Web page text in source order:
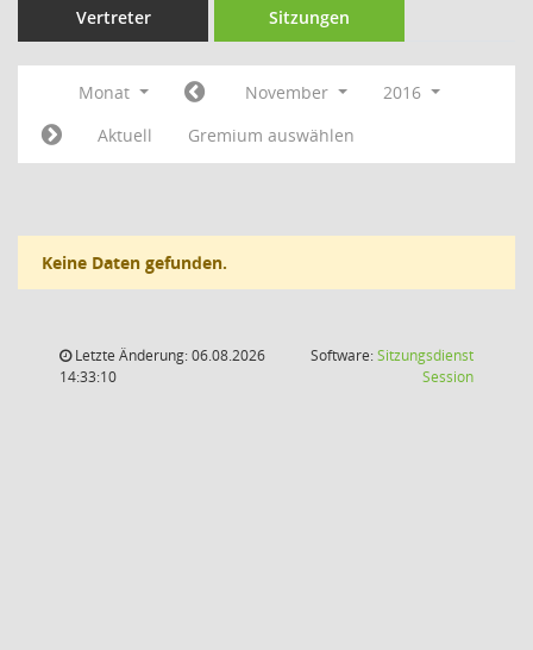
Vertreter Sitzungen
Monat November
2016
Aktuell
Gremium auswählen
Keine Daten gefunden.
Letzte Änderung: 06.08.2026
14:33:10
Software:Sitzungsdienst
Session(Wird in